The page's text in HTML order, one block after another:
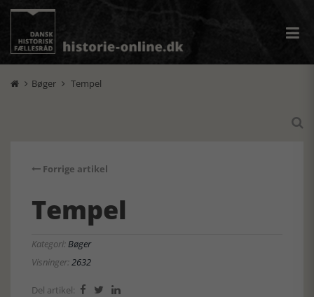
 Bøger  Tempel

Forrige artikel
Tempel
Kategori:Bøger
Visninger:2632
Del artikel:   